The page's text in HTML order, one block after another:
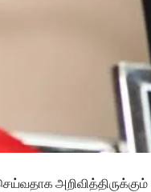
அறிவித்திருக்கும்